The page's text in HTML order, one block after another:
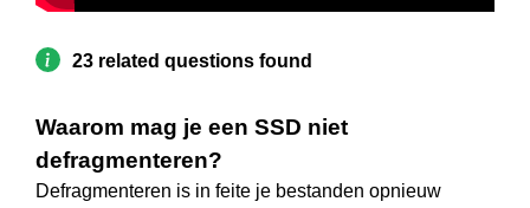
23 related questions found
Waarom mag je een SSD niet
defragmenteren?
Defragmenteren is in feite je bestanden opnieuw